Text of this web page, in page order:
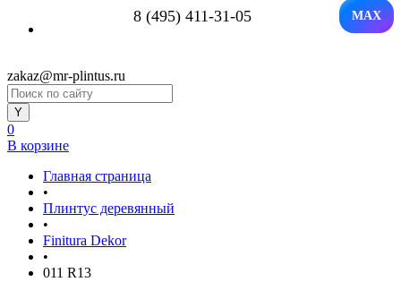
8 (495) 411-31-05 MAX
zakaz@mr-plintus.ru
0
В корзине
Главная страница
•
Плинтус деревянный
•
Finitura Dekor
•
011 R13